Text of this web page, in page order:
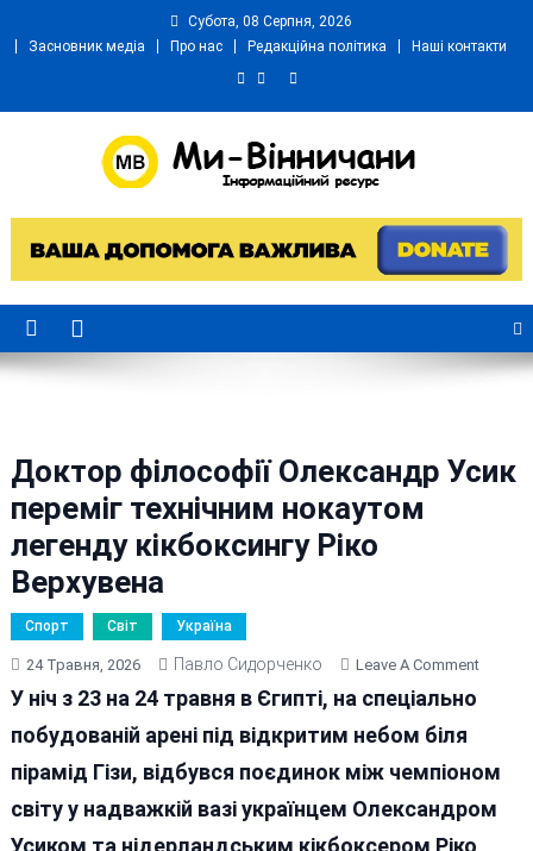
Субота, 08 Серпня, 2026
Засновник медіа
Про нас Редакційна політика Наші контакти
Ми Вінничани
Доктор філософії Олександр Усик
переміг технічним нокаутом
легенду кікбоксингу Ріко
Верхувена
Спорт Світ Україна
24 Травня, 2026 Павло Сидорченко Leave A CommentOn
Усик
У ніч з 23 на 24 травня в Єгипті, на спеціально
побудованій арені під відкритим небом біля
пірамід Гізи, відбувся поєдинок між чемпіоном
світу у надважкій вазі українцем Олександром
Усиком та нідерландським кікбоксером Ріко